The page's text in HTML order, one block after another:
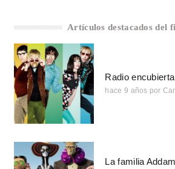
Artículos destacados del
Radio encubierta
hace 9 años por
La familia